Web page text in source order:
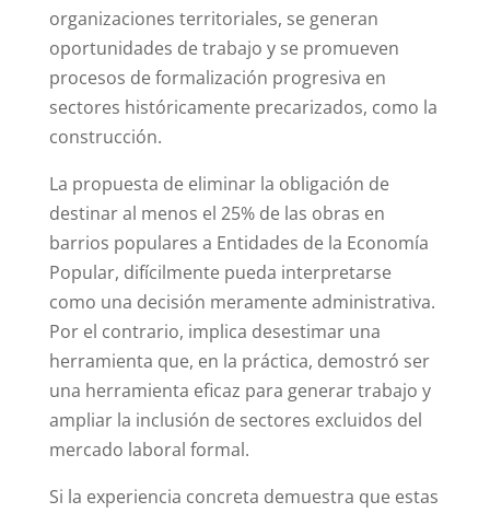
organizaciones territoriales, se generan
oportunidades de trabajo y se promueven
procesos de formalización progresiva en
sectores históricamente precarizados, como la
construcción.
La propuesta de eliminar la obligación de
destinar al menos el 25% de las obras en
barrios populares a Entidades de la Economía
Popular, difícilmente pueda interpretarse
como una decisión meramente administrativa.
Por el contrario, implica desestimar una
herramienta que, en la práctica, demostró ser
una herramienta eficaz para generar trabajo y
ampliar la inclusión de sectores excluidos del
mercado laboral formal.
Si la experiencia concreta demuestra que estas